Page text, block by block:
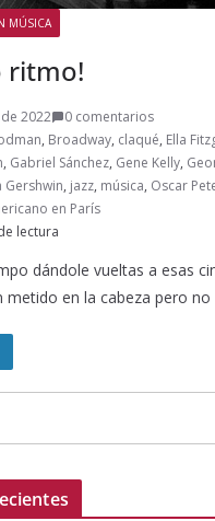
MÚSICA
ritmo!
2022
0 comentarios
, Broadway, claqué, Ella
, Gabriel Sánchez, Gene Kelly,
Gershwin, jazz, música, Oscar
en París
lectura
dándole vueltas a esas
metido en la cabeza pero